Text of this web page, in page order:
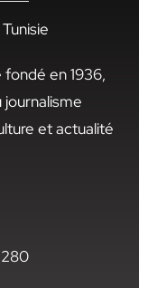
en 1936,
et actualité
280